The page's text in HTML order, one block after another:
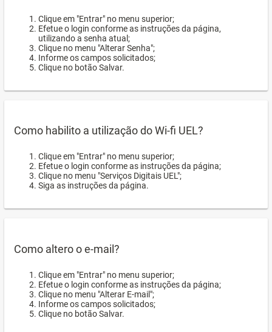
Clique em "Entrar" no menu superior;
Efetue o login conforme as instruções da página,
utilizando a senha atual;
Clique no menu "Alterar Senha";
Informe os campos solicitados;
Clique no botão Salvar.
Como habilito a utilização do Wi-fi UEL?
Clique em "Entrar" no menu superior;
Efetue o login conforme as instruções da página;
Clique no menu "Serviços Digitais UEL";
Siga as instruções da página.
Como altero o e-mail?
Clique em "Entrar" no menu superior;
Efetue o login conforme as instruções da página;
Clique no menu "Alterar E-mail";
Informe os campos solicitados;
Clique no botão Salvar.